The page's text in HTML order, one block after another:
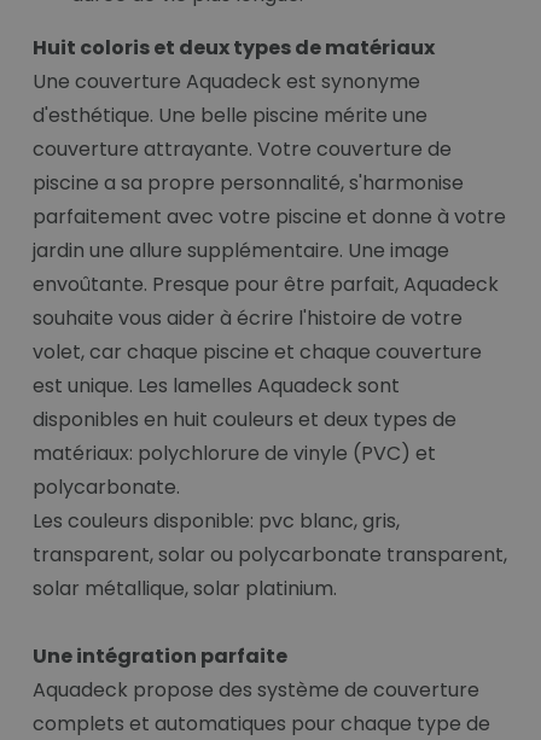
Huit coloris et deux types de matériaux
Une couverture Aquadeck est synonyme
d'esthétique. Une belle piscine mérite une
couverture attrayante. Votre couverture de
piscine a sa propre personnalité, s'harmonise
parfaitement avec votre piscine et donne à votre
jardin une allure supplémentaire. Une image
envoûtante. Presque pour être parfait, Aquadeck
souhaite vous aider à écrire l'histoire de votre
volet, car chaque piscine et chaque couverture
est unique. Les lamelles Aquadeck sont
disponibles en huit couleurs et deux types de
matériaux: polychlorure de vinyle (PVC) et
polycarbonate.
Les couleurs disponible: pvc blanc, gris,
transparent, solar ou polycarbonate transparent,
solar métallique, solar platinium.
Une intégration parfaite
Aquadeck propose des système de couverture
complets et automatiques pour chaque type de